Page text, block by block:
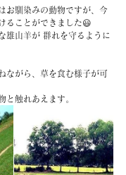
お馴染みの動物ですが、今
ることができました😃
雄山羊が 群れを守るように
ながら、草を食む様子が可
と触れあえます。